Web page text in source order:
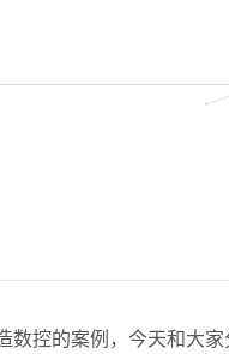
控的案例，今天和大家